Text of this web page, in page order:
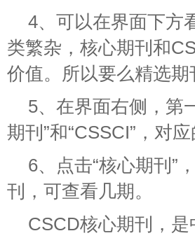
4、可以在界面下方
类繁杂，核心期刊和
价值。所以要么精选
5、在界面右侧，第
期刊”和“CSSCI”，对
6、点击“核心期刊”
刊，可查看几期。
CSCD核心期刊，